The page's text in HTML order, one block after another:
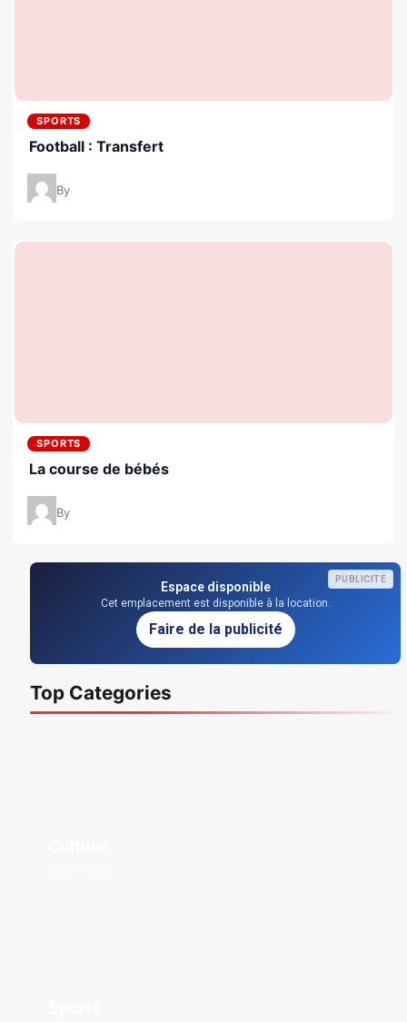
SPORTS
Football : Transfert
By
SPORTS
La course de bébés
By
PUBLICITÉ
Espace disponible
Cet emplacement est disponible à la location.
Faire de la publicité
Top Categories